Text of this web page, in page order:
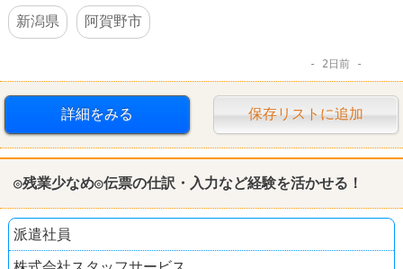
新潟県
阿賀野市
2日前
詳細をみる 保存リストに追加
◎残業少なめ◎伝票の仕訳・入力など経験を活かせる！
派遣社員